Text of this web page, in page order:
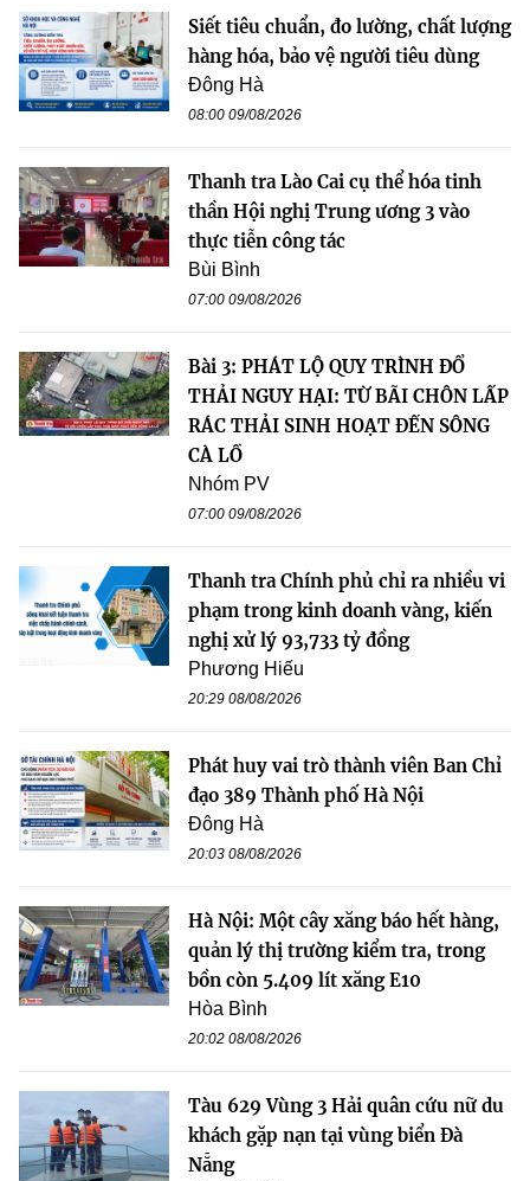
Siết tiêu chuẩn, đo lường, chất lượng
hàng hóa, bảo vệ người tiêu dùng
Đông Hà
08:00 09/08/2026
Thanh tra Lào Cai cụ thể hóa tinh
thần Hội nghị Trung ương 3 vào
thực tiễn công tác
Bùi Bình
07:00 09/08/2026
Bài 3: PHÁT LỘ QUY TRÌNH ĐỔ
THẢI NGUY HẠI: TỪ BÃI CHÔN LẤP
RÁC THẢI SINH HOẠT ĐẾN SÔNG
CÀ LỒ
Nhóm PV
07:00 09/08/2026
Thanh tra Chính phủ chỉ ra nhiều vi
phạm trong kinh doanh vàng, kiến
nghị xử lý 93,733 tỷ đồng
Phương Hiếu
20:29 08/08/2026
Phát huy vai trò thành viên Ban Chỉ
đạo 389 Thành phố Hà Nội
Đông Hà
20:03 08/08/2026
Hà Nội: Một cây xăng báo hết hàng,
quản lý thị trường kiểm tra, trong
bồn còn 5.409 lít xăng E10
Hòa Bình
20:02 08/08/2026
Tàu 629 Vùng 3 Hải quân cứu nữ du
khách gặp nạn tại vùng biển Đà
Nẵng